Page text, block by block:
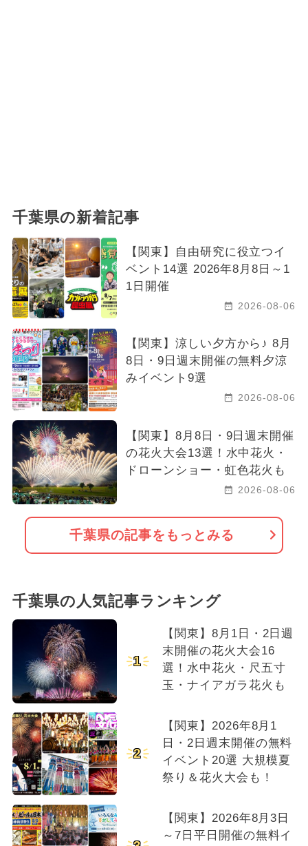
千葉県の新着記事
【関東】自由研究に役立つイ
ベント14選 2026年8月8日～1
1日開催
2026-08-06
【関東】涼しい夕方から♪ 8月
8日・9日週末開催の無料夕涼
みイベント9選
2026-08-06
【関東】8月8日・9日週末開催
の花火大会13選！水中花火・
ドローンショー・虹色花火も
2026-08-06
千葉県の記事をもっとみる
千葉県の人気記事ランキング
1
【関東】8月1日・2日週
末開催の花火大会16
選！水中花火・尺五寸
玉・ナイアガラ花火も
2
【関東】2026年8月1
日・2日週末開催の無料
イベント20選 大規模夏
祭り＆花火大会も！
【関東】2026年8月3日
～7日平日開催の無料イ